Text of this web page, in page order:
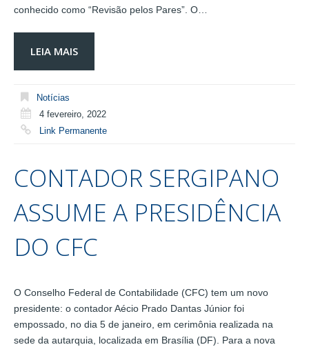
conhecido como “Revisão pelos Pares”. O…
LEIA MAIS
Notícias
4 fevereiro, 2022
Link Permanente
CONTADOR SERGIPANO
ASSUME A PRESIDÊNCIA
DO CFC
O Conselho Federal de Contabilidade (CFC) tem um novo
presidente: o contador Aécio Prado Dantas Júnior foi
empossado, no dia 5 de janeiro, em cerimônia realizada na
sede da autarquia, localizada em Brasília (DF). Para a nova